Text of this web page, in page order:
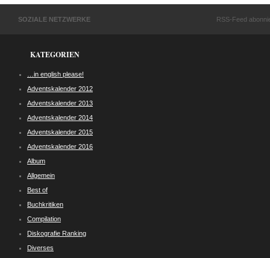
SOZIALE NETZWERKE RSS-Feed
KATEGORIEN
…in english please!
Adventskalender 2012
Adventskalender 2013
Adventskalender 2014
Adventskalender 2015
Adventskalender 2016
Album
Allgemein
Best of
Buchkritiken
Compilation
Diskografie Ranking
Diverses